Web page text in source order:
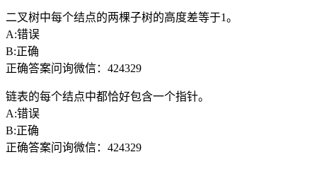
二叉树中每个结点的两棵子树的高度差等于1。
A:错误
B:正确
正确答案问询微信：424329
链表的每个结点中都恰好包含一个指针。
A:错误
B:正确
正确答案问询微信：424329